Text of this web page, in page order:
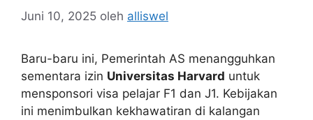
Juni 10, 2025 oleh alliswel
Baru-baru ini, Pemerintah AS menangguhkan
sementara izin Universitas Harvard untuk
mensponsori visa pelajar F1 dan J1. Kebijakan
ini menimbulkan kekhawatiran di kalangan